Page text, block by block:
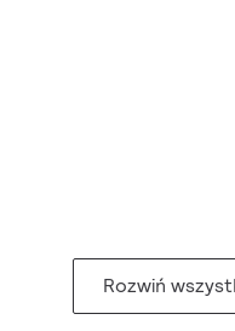
Rozwiń